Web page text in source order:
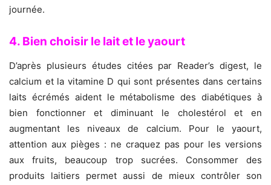
journée.
4. Bien choisir le lait et le yaourt
D’après plusieurs études citées par Reader’s digest, le
calcium et la vitamine D qui sont présentes dans certains
laits écrémés aident le métabolisme des diabétiques à
bien fonctionner et diminuant le cholestérol et en
augmentant les niveaux de calcium. Pour le yaourt,
attention aux pièges : ne craquez pas pour les versions
aux fruits, beaucoup trop sucrées. Consommer des
produits laitiers permet aussi de mieux contrôler son